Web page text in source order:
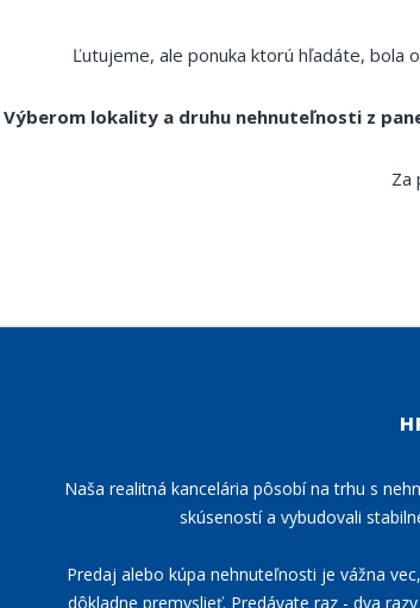
Ľutujeme, ale ponuka ktorú hľadáte, bola
Výberom lokality a druhu nehnuteľnosti z
Za
Naša realitná kancelária pôsobí na trhu s
skúseností a vybudovali
Predaj alebo kúpa nehnuteľnosti je vážna
dôkladne premyslieť. Predávate raz - dva